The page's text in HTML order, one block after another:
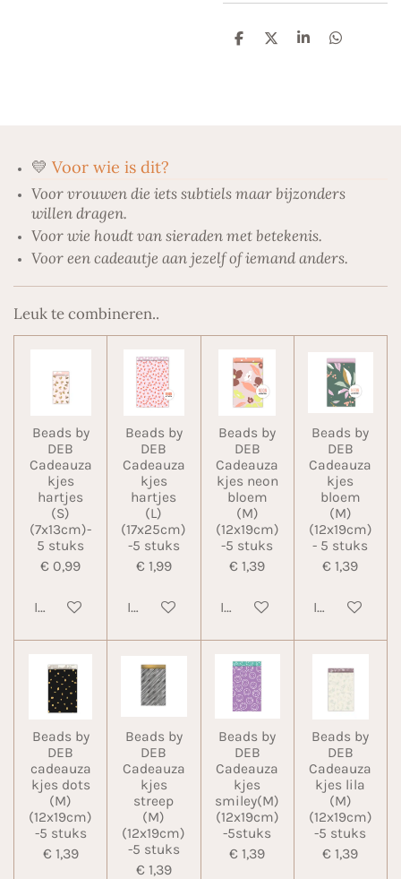
D
D
S
D
💛 Voor wie is dit?
Voor vrouwen die iets subtiels maar bijzonders
willen dragen.
Voor wie houdt van sieraden met betekenis.
Voor een cadeautje aan jezelf of iemand anders.
Leuk te combineren..
Beads by
DEB
Cadeauza
kjes
hartjes
(S)
(7x13cm)-
5 stuks
€ 0,99
In winkelwagen
Beads by
DEB
Cadeauza
kjes
hartjes
(L)
(17x25cm)
-5 stuks
€ 1,99
In winkelwagen
Beads by
DEB
Cadeauza
kjes neon
bloem
(M)
(12x19cm)
-5 stuks
€ 1,39
In winkelwagen
Beads by
DEB
Cadeauza
kjes
bloem
(M)
(12x19cm)
- 5 stuks
€ 1,39
In
Beads by
DEB
cadeauza
kjes dots
(M)
(12x19cm)
-5 stuks
€ 1,39
Beads by
DEB
Cadeauza
kjes
streep
(M)
(12x19cm)
-5 stuks
€ 1,39
Beads by
DEB
Cadeauza
kjes
smiley(M)
(12x19cm)
-5stuks
€ 1,39
Beads by
DEB
Cadeauza
kjes lila
(M)
(12x19cm)
-5 stuks
€ 1,39